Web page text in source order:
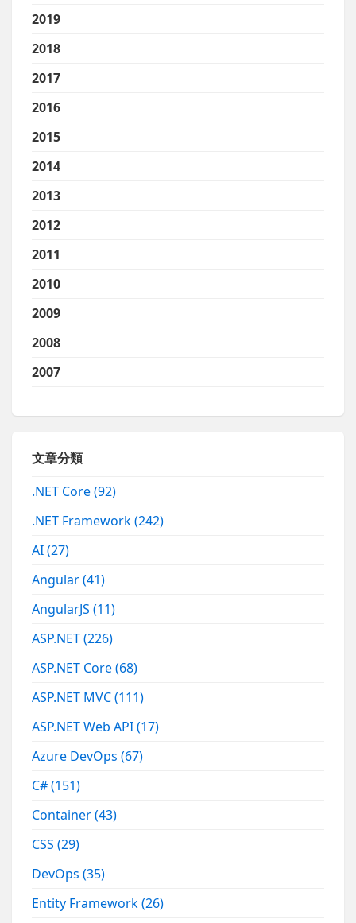
2019
2018
2017
2016
2015
2014
2013
2012
2011
2010
2009
2008
2007
文章分類
.NET Core(92)
.NET Framework(242)
AI(27)
Angular(41)
AngularJS(11)
ASP.NET(226)
ASP.NET Core(68)
ASP.NET MVC(111)
ASP.NET Web API(17)
Azure DevOps(67)
C#(151)
Container(43)
CSS(29)
DevOps(35)
Entity Framework(26)